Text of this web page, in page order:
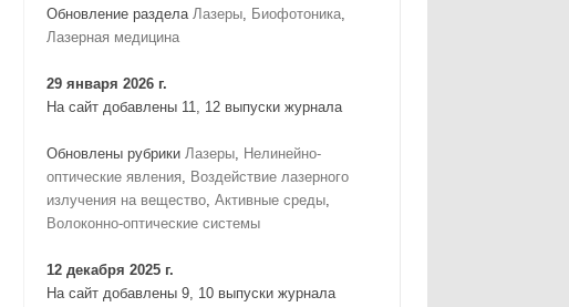
Обновление разделаЛазеры, Биофотоника,
Лазерная медицина
29 января 2026 г.
На сайт добавлены 11, 12 выпуски журнала
Обновлены рубрикиЛазеры, Нелинейно-
оптические явления, Воздействие лазерного
излучения на вещество,Активные среды,
Волоконно-оптические системы
12 декабря 2025 г.
На сайт добавлены 9, 10 выпуски журнала